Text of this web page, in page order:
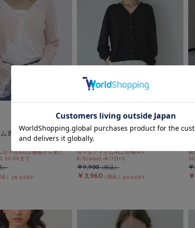
透かしニットカーデ
セールSALE価格から更に
10:00まで
28％OFF
DOUX ARCHIVES
ゴム編みサイドスリットカーディ
ガン
セールアイテムALL10%OFF
8/3(mon)~8/7(fri)
￥3,960 60％OFF
￥9,900
期